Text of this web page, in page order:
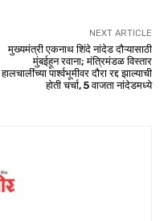
NEXT ARTICLE
मुख्यमंत्री एकनाथ शिंदे नांदेड दौऱ्यासाठी
मुंबईहून रवाना; मंत्रिमंडळ विस्तार
हालचालींच्या पार्श्वभूमीवर दौरा रद्द झाल्याची
होती चर्चा, 5 वाजता नांदेडमध्ये